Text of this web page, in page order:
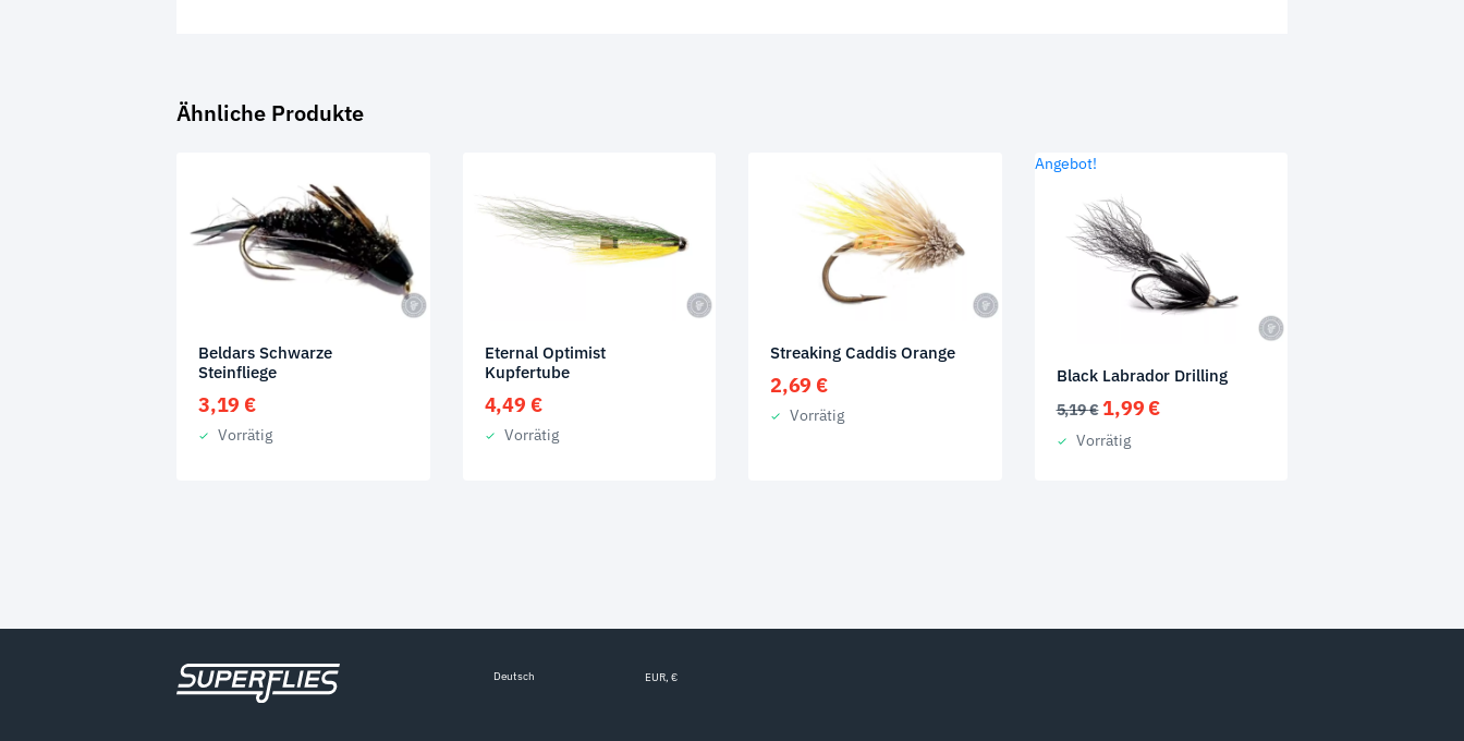
Ähnliche Produkte
Beldars Schwarze
Steinfliege
3,19 €
Vorrätig
Eternal Optimist
Kupfertube
4,49 €
Vorrätig
Streaking Caddis Orange
2,69 €
Vorrätig
Angebot!
Black Labrador Drilling
5,19€ Ursprünglicher
Preis
war:
1,99 €Aktueller
Vorrätig
Deutsch EUR, €